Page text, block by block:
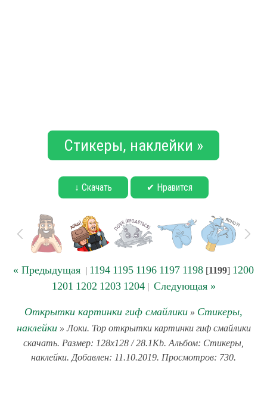
Стикеры, наклейки »
↓ Скачать ✔ Нравится
« Предыдущая | 1194 1195 1196 1197 1198 [1199] 1200
1201 1202 1203 1204| Следующая »
Открытки картинки гиф смайлики » Стикеры,
наклейки» Локи. Тор открытки картинки гиф смайлики
скачать. Размер: 128x128 / 28.1Kb. Альбом: Стикеры,
наклейки. Добавлен: 11.10.2019. Просмотров: 730.